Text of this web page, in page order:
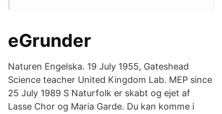
eGrunder
Naturen Engelska. 19 July 1955, Gateshead
Science teacher United Kingdom Lab. MEP since
25 July 1989 S Naturfolk er skabt og ejet af
Lasse Chor og Maria Garde. Du kan komme i